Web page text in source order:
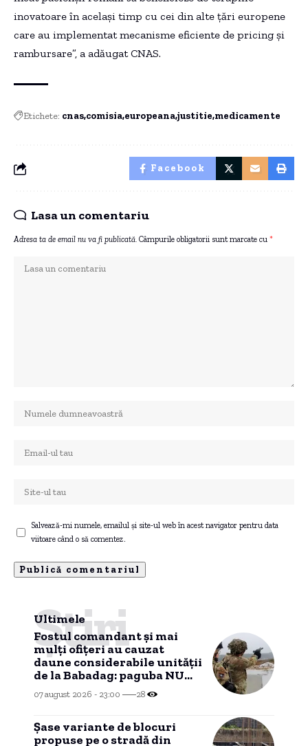
inovatoare în același timp cu cei din alte țări europene
care au implementat mecanisme eficiente de pricing și
rambursare”, a adăugat CNAS.
Etichete: cnas comisia europeanajustitie medicamente
Facebook
Lasa un comentariu
Adresa ta de email nu va fi publicată. Câmpurile obligatorii sunt marcate cu *
Salvează-mi numele, emailul și site-ul web în acest navigator pentru data
viitoare când o să comentez.
Ultimele
Știri
Fostul comandant și mai
mulți ofițeri au cauzat
daune considerabile unității
de la Babadag: paguba NU
mai poate fi recuperată
dintr-un motiv
07 august 2026 - 23:00 28
Șase variante de blocuri
propuse pe o stradă din